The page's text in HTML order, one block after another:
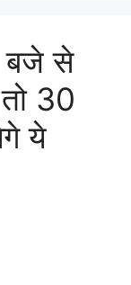
बजे से
30
ये